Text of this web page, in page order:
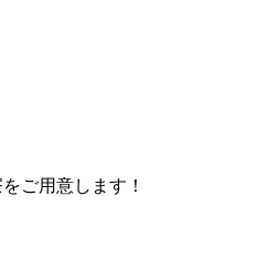
ご用意します！